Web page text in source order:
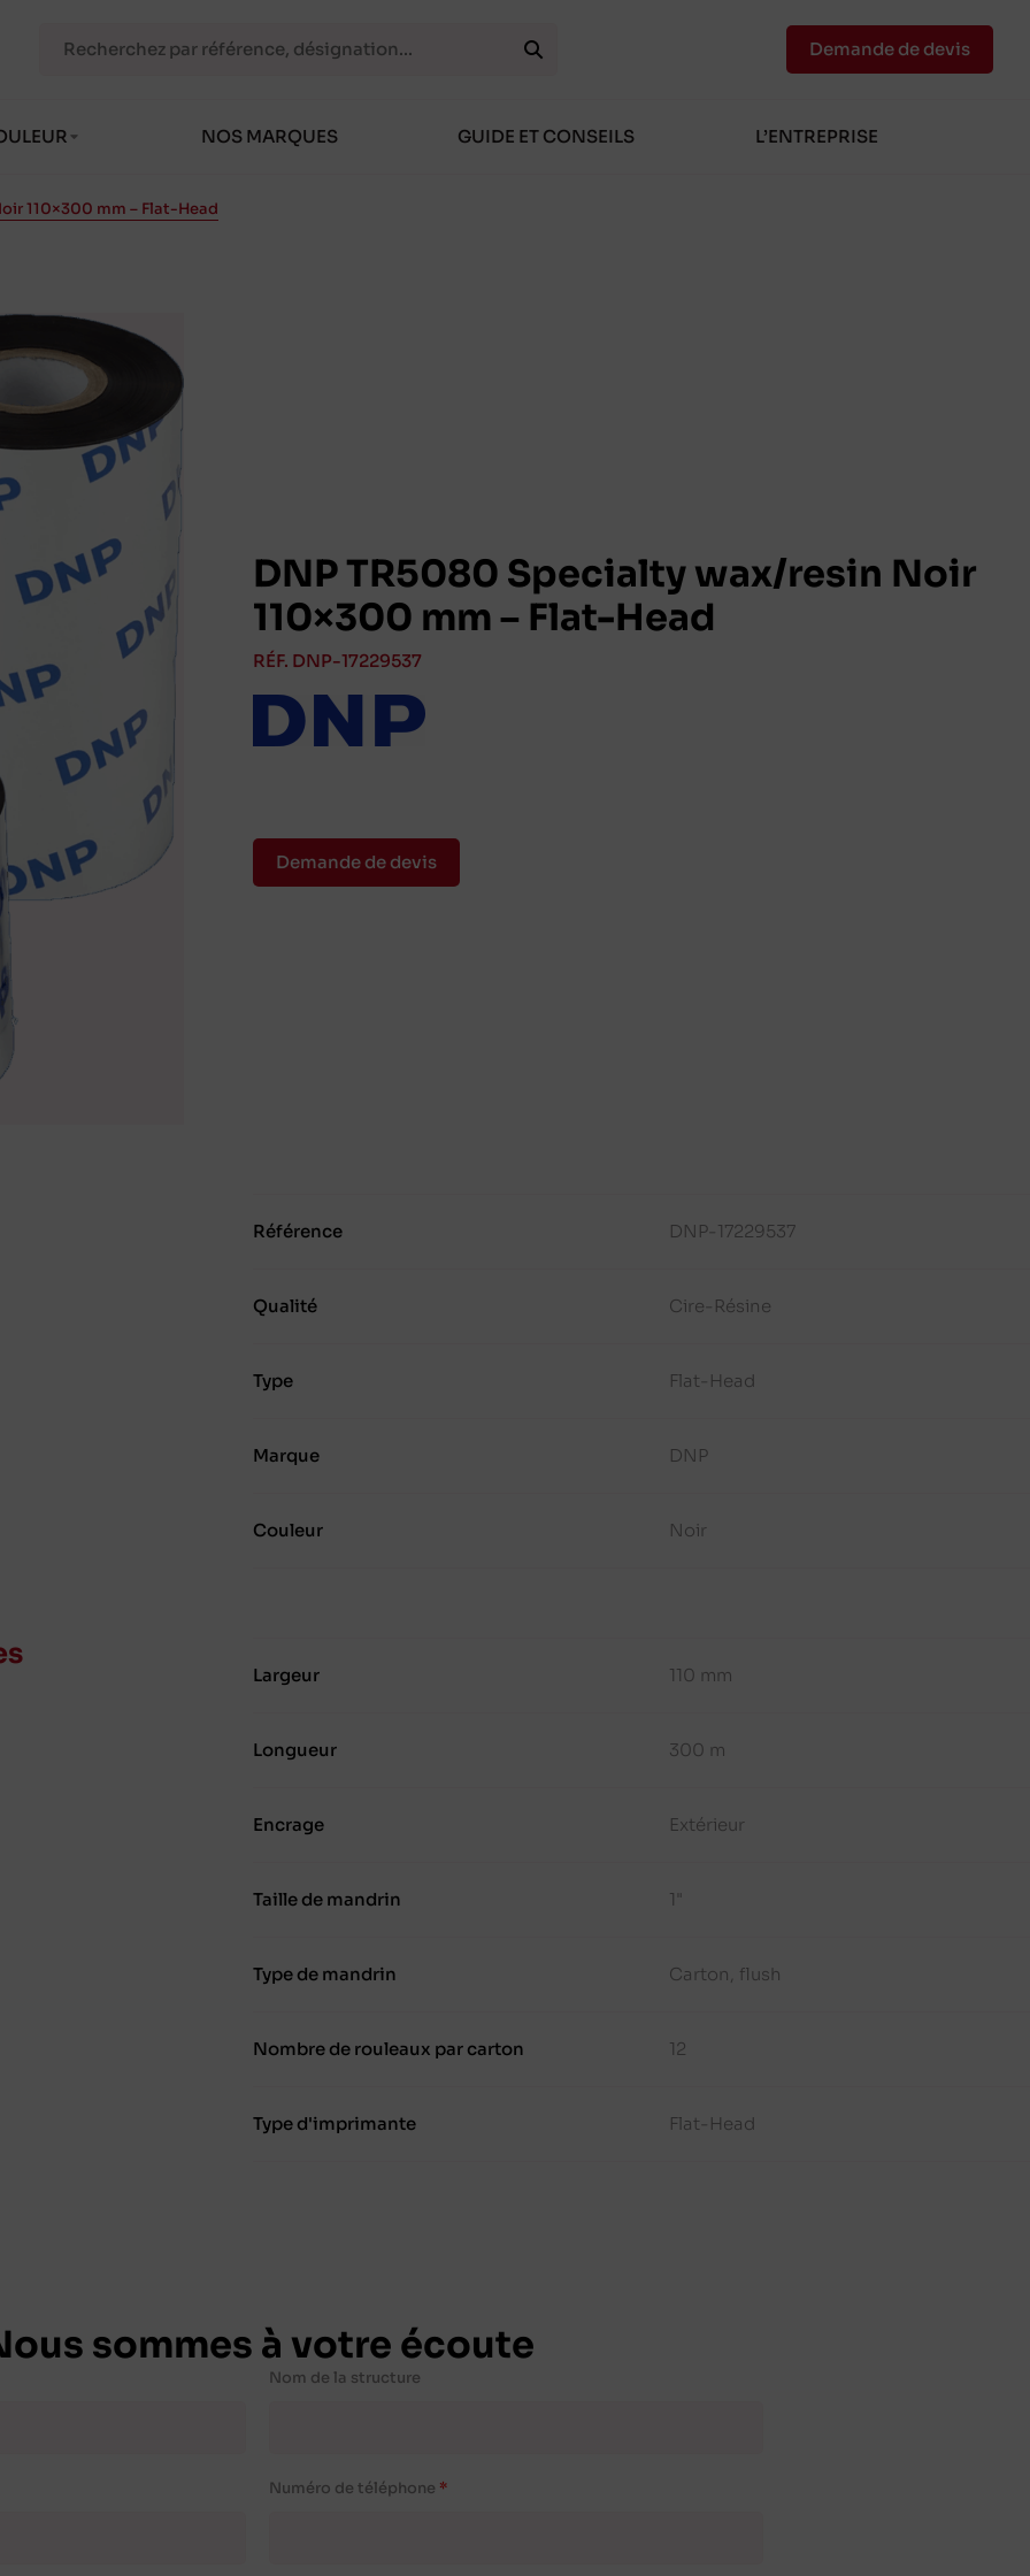
NOS MARQUES GUIDE ET CONSEILS L’ENTREPRISE
Demande de devis
110×300 mm – Flat-Head
DNP TR5080 Specialty wax/resin Noir
110×300 mm – Flat-Head
RÉF. DNP-17229537
Demande de devis
Référence DNP-17229537
Qualité Cire-Résine
Type Flat-Head
Marque DNP
Couleur Noir
Largeur 110 mm
Longueur 300 m
Encrage Extérieur
Taille de mandrin 1"
Type de mandrin Carton, flush
Nombre de rouleaux par carton 12
Type d'imprimante Flat-Head
sommes à votre écoute
Nom de la structure
Numéro de téléphone